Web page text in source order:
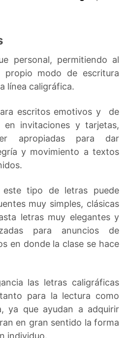
personal, permitiendo al
propio modo de escritura
línea caligráfica.
escritos emotivos y de
en invitaciones y tarjetas,
apropiadas para dar
y movimiento a textos
este tipo de letras puede
muy simples, clásicas
letras muy elegantes y
para anuncios de
en donde la clase se hace
las letras caligráficas
para la lectura como
ya que ayudan a adquirir
en gran sentido la forma
individuo.